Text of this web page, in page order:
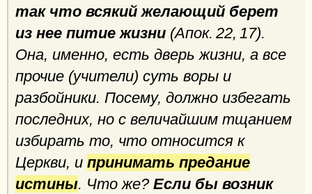
так что всякий желающий берет
из нее питие жизни (Апок. 22, 17).
Она, именно, есть дверь жизни, а все
прочие (учители) суть воры и
разбойники. Посему, должно избегать
последних, но с величайшим тщанием
избирать то, что относится к
Церкви, и принимать предание
истины. Что же? Если бы возник